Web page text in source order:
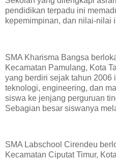
pendidikan terpadu ini
kepemimpinan, dan nilai-nilai
SMA Kharisma Bangsa
Kecamatan Pamulang, Kota
yang berdiri sejak tahun 2006
teknologi, engineering, dan
siswa ke jenjang perguruan
Sebagian besar siswanya
SMA Labschool Cirendeu
Kecamatan Ciputat Timur,